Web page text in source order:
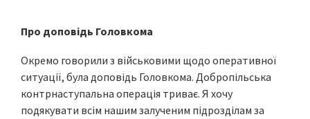
Про доповідь Головкома
Окремо говорили з військовими щодо оперативної
ситуації, була доповідь Головкома. Добропільська
контрнаступальна операція триває. Я хочу
подякувати всім нашим залученим підрозділам за